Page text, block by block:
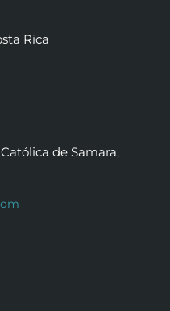
Rica
de Samara,